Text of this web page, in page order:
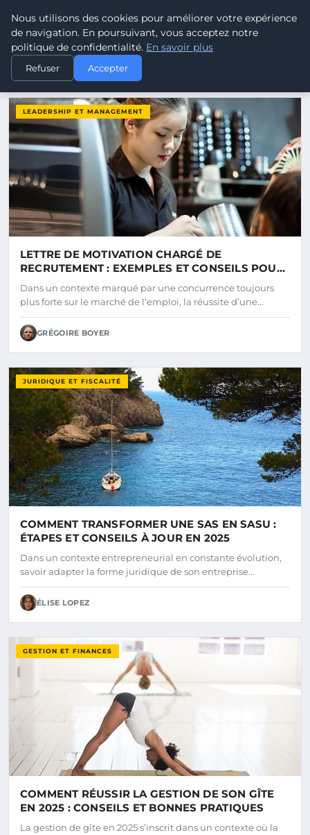
Pouvoir Ouvrier - Blog
POUVOIR OUVRIER
DERNIERS ARTICLES
LEADERSHIP ET MANAGEMENT
LETTRE DE MOTIVATION CHARGÉ DE
RECRUTEMENT : EXEMPLES ET CONSEILS POUR
DÉCROCHER LE POSTE
Dans un contexte marqué par une concurrence toujours
plus forte sur le marché de l’emploi, la réussite d’une…
GRÉGOIRE BOYER
JURIDIQUE ET FISCALITÉ
COMMENT TRANSFORMER UNE SAS EN SASU :
ÉTAPES ET CONSEILS À JOUR EN 2025
Dans un contexte entrepreneurial en constante évolution,
savoir adapter la forme juridique de son entreprise…
ÉLISE LOPEZ
GESTION ET FINANCES
COMMENT RÉUSSIR LA GESTION DE SON GÎTE
EN 2025 : CONSEILS ET BONNES PRATIQUES
La gestion de gîte en 2025 s’inscrit dans un contexte où la
Nous utilisons des cookies pour améliorer votre expérience
de navigation. En poursuivant, vous acceptez notre
politique de confidentialité. En savoir plus
Refuser Accepter